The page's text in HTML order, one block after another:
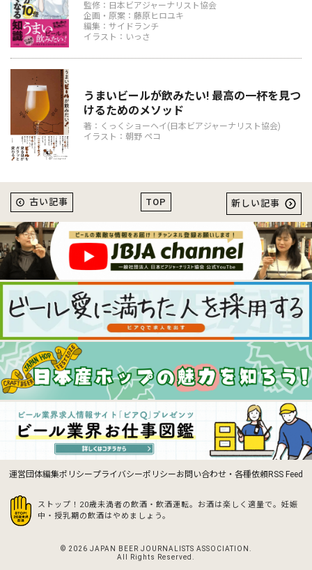
監修：日本ビアジャーナリスト協会
企画・原案：藤原ヒロユキ
編集：サイドランチ
イラスト：いっさ
うまいビールが飲みたい! 最高の一杯を見つ
けるためのメソッド
著：くっくショーヘイ(日本ビアジャーナリスト協会)
イラスト：朝野 ペコ
TOP
古い記事 新しい記事
運営団体編集ポリシープライバシーポリシーお問い合わせ・各種依頼RSS Feed
ストップ！20歳未満者の飲酒・飲酒運転。お酒は楽しく適量で。 妊娠
中・授乳期の飲酒はやめましょう。
© 2026 JAPAN BEER JOURNALISTS ASSOCIATION.
All Rights Reserved.